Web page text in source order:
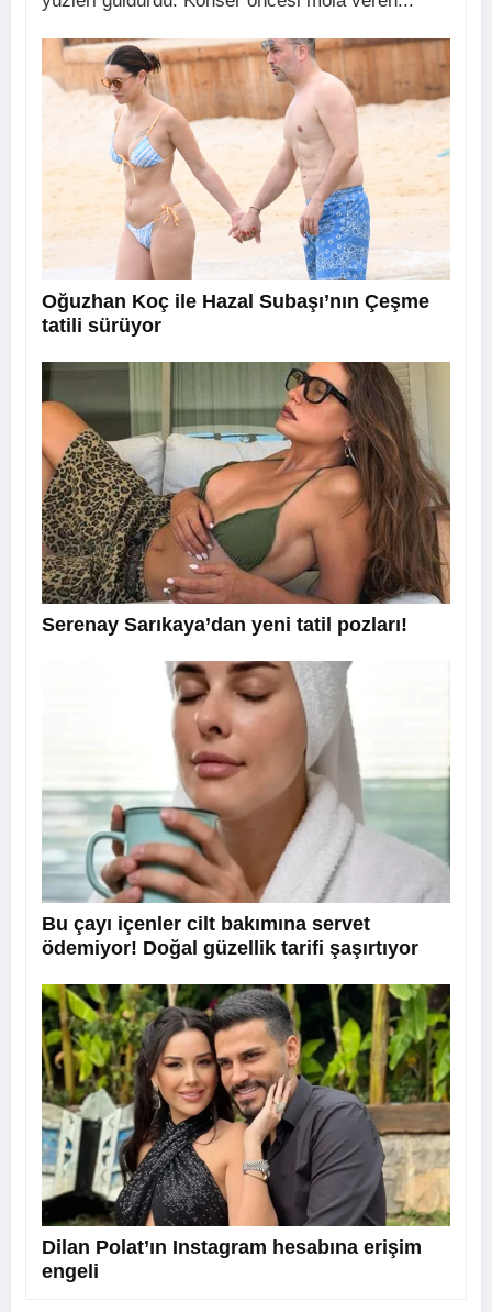
Oğuzhan Koç ile Hazal Subaşı’nın Çeşme
tatili sürüyor
Serenay Sarıkaya’dan yeni tatil pozları!
Bu çayı içenler cilt bakımına servet
ödemiyor! Doğal güzellik tarifi şaşırtıyor
Dilan Polat’ın Instagram hesabına erişim
engeli